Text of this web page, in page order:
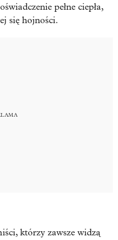
pełne ciepła,
się hojności.
którzy zawsze widzą